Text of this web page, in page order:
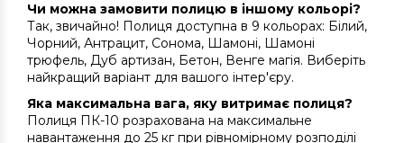
Чи можна замовити полицю в іншому кольорі?
Так, звичайно! Полиця доступна в 9 кольорах: Білий,
Чорний, Антрацит, Сонома, Шамоні, Шамоні
трюфель, Дуб артизан, Бетон, Венге магія. Виберіть
найкращий варіант для вашого інтер'єру.
Яка максимальна вага, яку витримає полиця?
Полиця ПК-10 розрахована на максимальне
навантаження до 25 кг при рівномірному розподілі